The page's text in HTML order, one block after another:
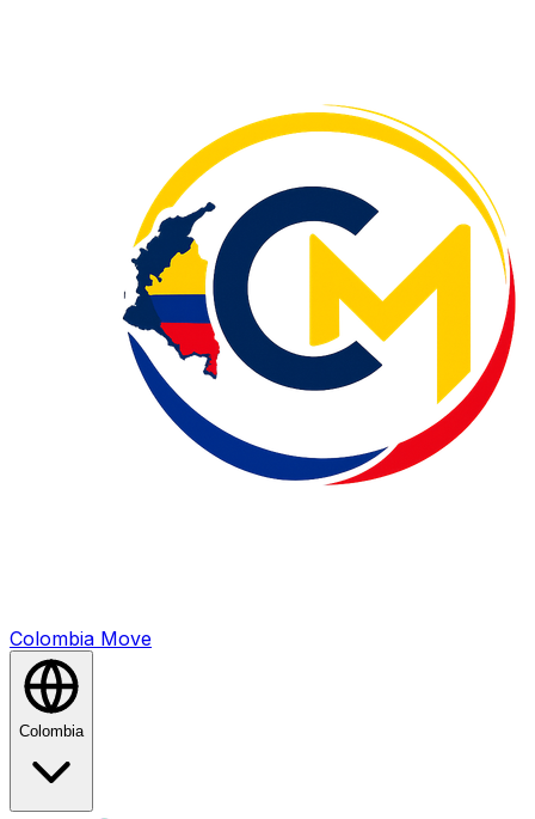
Colombia Move
Colombia